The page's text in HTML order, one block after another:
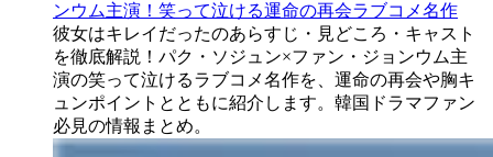
ンウム主演！笑って泣ける運命の再会ラブコメ名作
彼女はキレイだったのあらすじ・見どころ・キャスト
を徹底解説！パク・ソジュン×ファン・ジョンウム主
演の笑って泣けるラブコメ名作を、運命の再会や胸キ
ュンポイントとともに紹介します。韓国ドラマファン
必見の情報まとめ。